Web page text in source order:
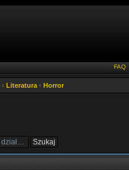
FAQ
‹ Literatura ‹ Horror